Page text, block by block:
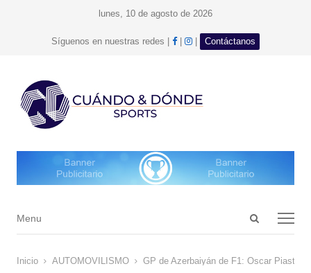
lunes, 10 de agosto de 2026
Síguenos en nuestras redes | facebook
| Instagram
Contáctanos
Open
Menu
Menu
Inicio AUTOMOVILISMO GP de Azerbaiyán de F1: Oscar Piastri